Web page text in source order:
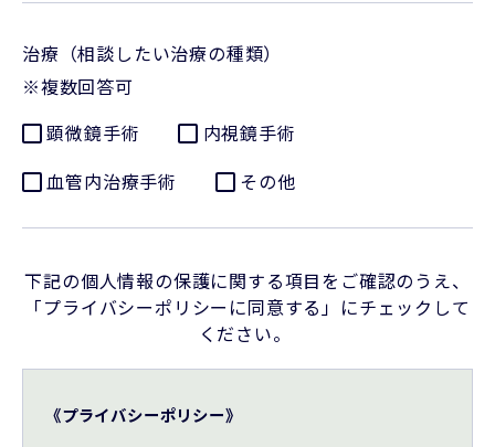
治療（相談したい治療の種類）
※複数回答可
顕微鏡手術
内視鏡手術
血管内治療手術
その他
下記の個人情報の保護に関する項目をご確認のうえ、
「プライバシーポリシーに同意する」にチェックして
ください。
《プライバシーポリシー》